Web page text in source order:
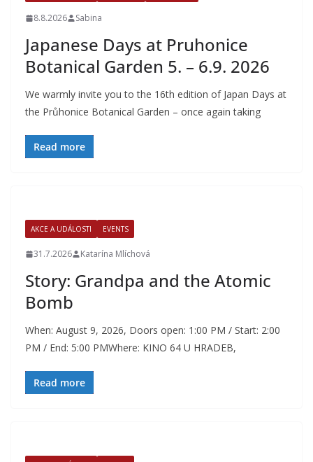
8.8.2026 Sabina
Japanese Days at Pruhonice
Botanical Garden 5. – 6.9. 2026
We warmly invite you to the 16th edition of Japan Days at
the Průhonice Botanical Garden – once again taking
Read more
AKCE A UDÁLOSTI EVENTS
31.7.2026 Katarína Mlíchová
Story: Grandpa and the Atomic
Bomb
When: August 9, 2026, Doors open: 1:00 PM / Start: 2:00
PM / End: 5:00 PMWhere: KINO 64 U HRADEB,
Read more